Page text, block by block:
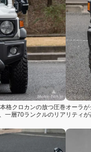
格クロカンの放つ圧巻オーラ
層70ランクルのリアリティが